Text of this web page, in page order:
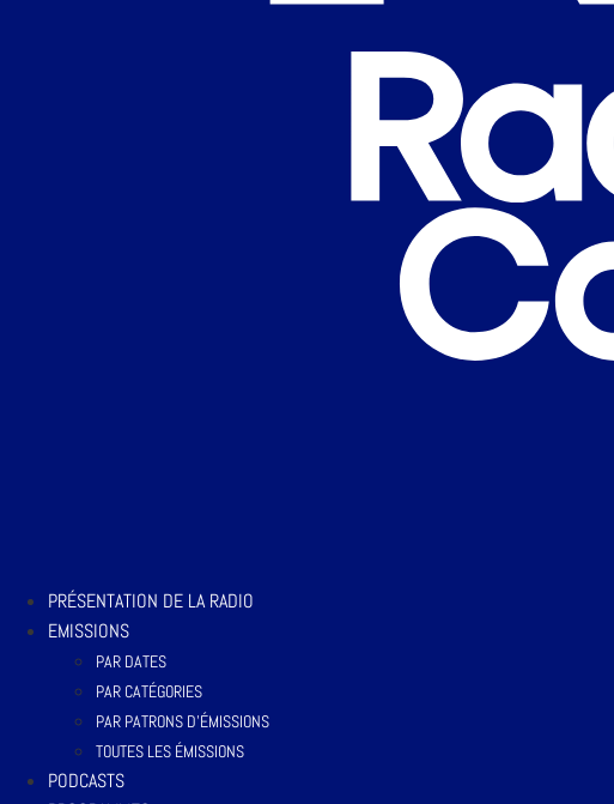
PRÉSENTATION DE LA RADIO
EMISSIONS
PAR DATES
PAR CATÉGORIES
PAR PATRONS D’ÉMISSIONS
TOUTES LES ÉMISSIONS
PODCASTS